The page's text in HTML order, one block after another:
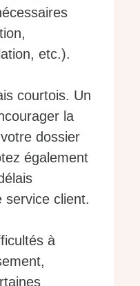
etc.).
courtois. Un
la
dossier
également
service client.
à